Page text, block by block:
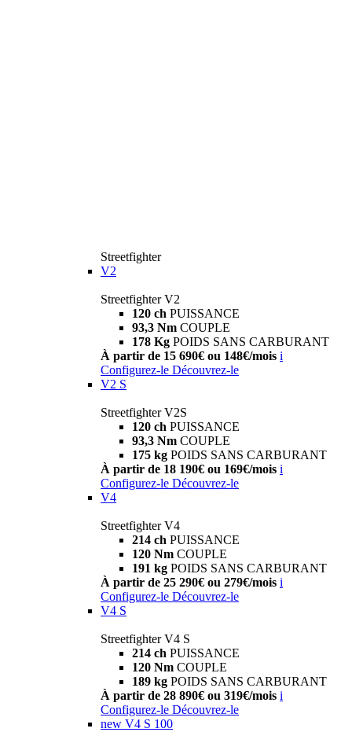
Streetfighter
V2
Streetfighter V2
120 ch PUISSANCE
93,3 Nm COUPLE
178 Kg POIDS SANS CARBURANT
À partir de 15 690€ ou 148€/mois i
Configurez-le Découvrez-le
V2 S
Streetfighter V2S
120 ch PUISSANCE
93,3 Nm COUPLE
175 kg POIDS SANS CARBURANT
À partir de 18 190€ ou 169€/mois i
Configurez-le Découvrez-le
V4
Streetfighter V4
214 ch PUISSANCE
120 Nm COUPLE
191 kg POIDS SANS CARBURANT
À partir de 25 290€ ou 279€/mois i
Configurez-le Découvrez-le
V4 S
Streetfighter V4 S
214 ch PUISSANCE
120 Nm COUPLE
189 kg POIDS SANS CARBURANT
À partir de 28 890€ ou 319€/mois i
Configurez-le Découvrez-le
new V4 S 100